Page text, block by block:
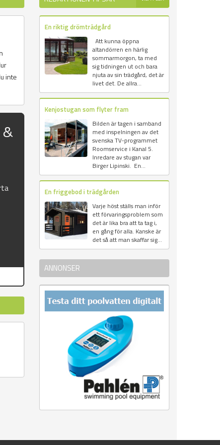
inte
En riktig drömträdgård
Att kunna öppna
altandörren en härlig
sommarmorgon, ta med
sig tidningen ut och bara
njuta av sin trädgård, det är
livet det. De allra...
Kenjostugan som flyter fram
Bilden är tagen i samband
med inspelningen av det
svenska TV-programmet
Roomservice i Kanal 5.
Inredare av stugan var
Birger Lipinski. En...
En friggebod i trädgården
Varje höst ställs man inför
ett förvaringsproblem som
det är lika bra att ta tag i,
en gång för alla. Kanske är
det så att man skaffar sig...
ANNONSER